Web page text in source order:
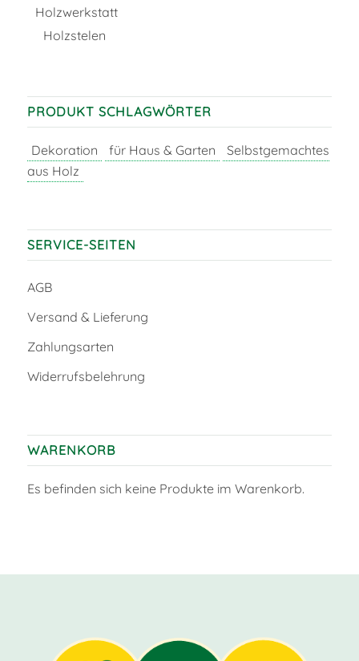
Holzwerkstatt
Holzstelen
PRODUKT SCHLAGWÖRTER
Dekoration für Haus & Garten
Selbstgemachtes
aus Holz
SERVICE-SEITEN
AGB
Versand & Lieferung
Zahlungsarten
Widerrufsbelehrung
WARENKORB
Es befinden sich keine Produkte im Warenkorb.